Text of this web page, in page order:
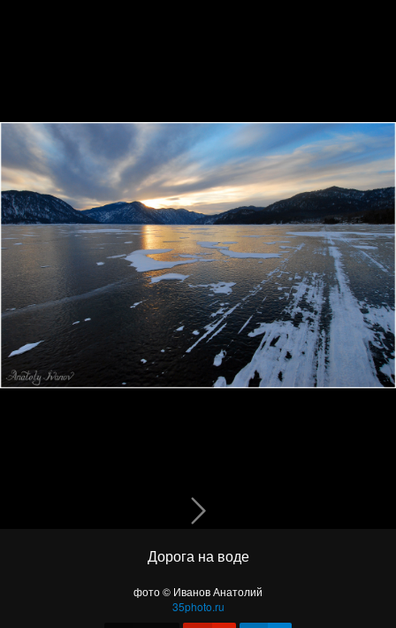
семь минут света...
Топляк на Машей
Урочище Ёштыкколь
фото © Иванов Анатолий
35photo.ru
Дорога на воде